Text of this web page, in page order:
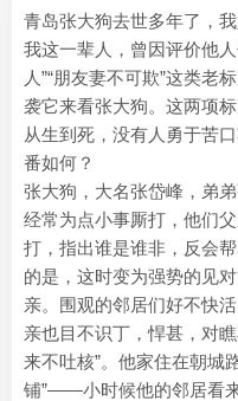
青岛张大狗去世多年了，
我这一辈人，曾因评价他
人”“朋友妻不可欺”这类老
袭它来看张大狗。这两项
从生到死，没有人勇于苦
番如何？
张大狗，大名张岱峰，弟
经常为点小事厮打，他们
打，指出谁是谁非，反会
的是，这时变为强势的见
亲。围观的邻居们好不快
亲也目不识丁，悍甚，对
来不吐核”。他家住在朝城
铺”——小时候他的邻居看